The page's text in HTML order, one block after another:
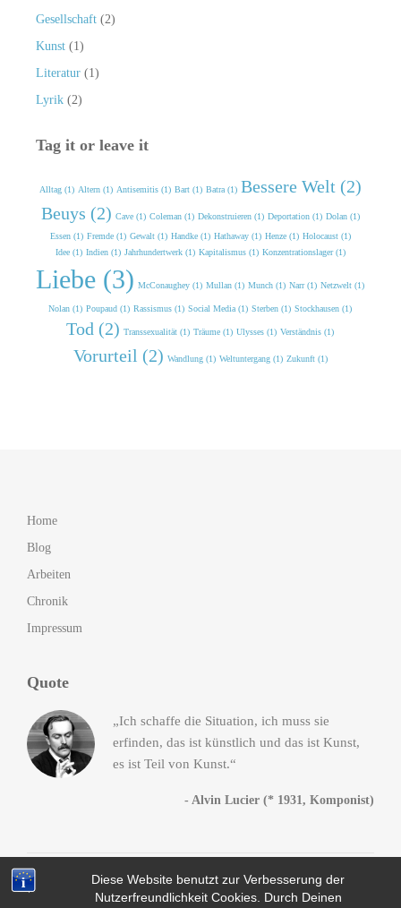
Diese Website benutzt zur Verbesserung der
Nutzerfreundlichkeit Cookies. Durch Deinen
Gesellschaft(2)
Kunst(1)
Literatur(1)
Lyrik(2)
Tag it or leave it
Alltag (1) Altern (1) Antisemitis (1) Bart (1) Batra (1) Bessere Welt (2)
Beuys (2) Cave (1) Coleman (1) Dekonstruieren (1) Deportation (1) Dolan (1)
Essen (1) Fremde (1) Gewalt (1) Handke (1) Hathaway (1) Henze (1) Holocaust (1)
Idee (1) Indien (1) Jahrhundertwerk (1) Kapitalismus (1) Konzentrationslager (1)
Liebe (3) McConaughey (1) Mullan (1) Munch (1) Narr (1) Netzwelt (1)
Nolan (1) Poupaud (1) Rassismus (1) Social Media (1) Sterben (1) Stockhausen (1)
Tod (2) Transsexualität (1) Träume (1) Ulysses (1) Verständnis (1)
Vorurteil (2) Wandlung (1) Weltuntergang (1) Zukunft (1)
Home
Blog
Arbeiten
Chronik
Impressum
Quote
„Ich schaffe die Situation, ich muss sie
erfinden, das ist künstlich und das ist Kunst,
es ist Teil von Kunst.“
- Alvin Lucier (* 1931, Komponist)
. All Rights Reserved, da Fuck!